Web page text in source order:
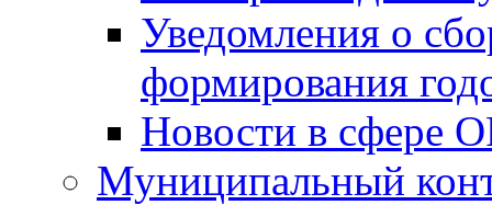
Уведомления о
формирования
Новости в сфере
Муниципальный